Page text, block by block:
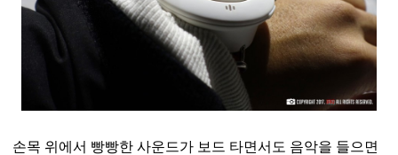
손목 위에서 빵빵한 사운드가 보드 타면서도 음악을 들으면